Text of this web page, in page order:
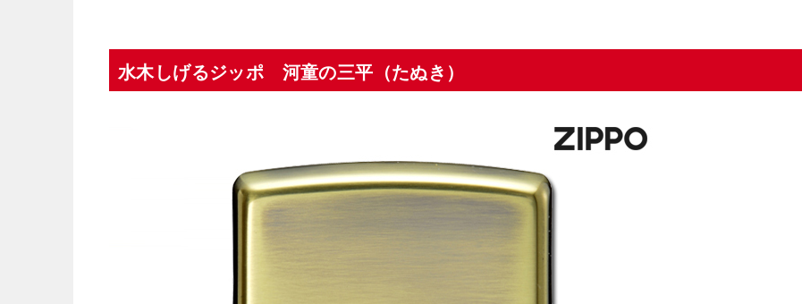
水木しげるジッポ 河童の三平（たぬき）